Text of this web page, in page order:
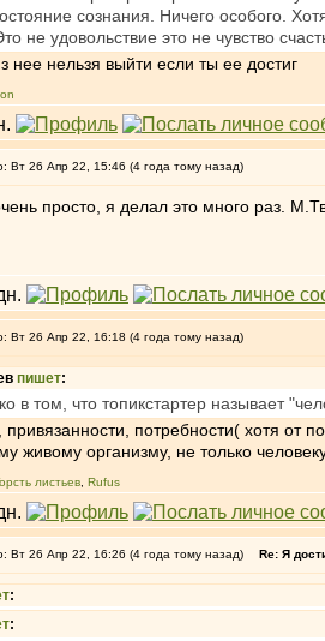
сознания. Ничего особого.
не удовольствие это не чувство
нее нельзя выйти если ты ее достиг
Вт 26 Апр 22, 15:46 (4 года тому назад)
просто, я делал это много раз.
Вт 26 Апр 22, 16:18 (4 года тому назад)
пишет:
в том, что топикстартер называет
потребности( хотя от
живому организму, не только
листьев Rufus
Вт 26 Апр 22, 16:26 (4 года тому назад) Re: Я
:
: